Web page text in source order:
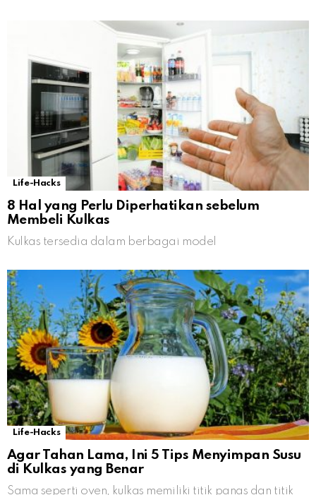
Life-Hacks
8 Hal yang Perlu Diperhatikan sebelum
Membeli Kulkas
Kulkas tersedia dalam berbagai model
Life-Hacks
Agar Tahan Lama, Ini 5 Tips Menyimpan Susu
di Kulkas yang Benar
Sama seperti oven, kulkas memiliki titik panas dan titik